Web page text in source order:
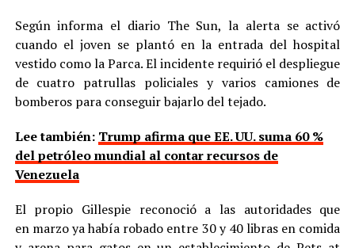
Según informa el diario The Sun, la alerta se activó
cuando el joven se plantó en la entrada del hospital
vestido como la Parca. El incidente requirió el despliegue
de cuatro patrullas policiales y varios camiones de
bomberos para conseguir bajarlo del tejado.
Lee también: Trump afirma que EE. UU. suma 60 %
del petróleo mundial al contar recursos de
Venezuela
El propio Gillespie reconoció a las autoridades que
en marzo ya había robado entre 30 y 40 libras en comida